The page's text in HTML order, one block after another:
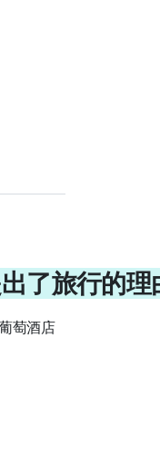
了旅行的理
萄酒店